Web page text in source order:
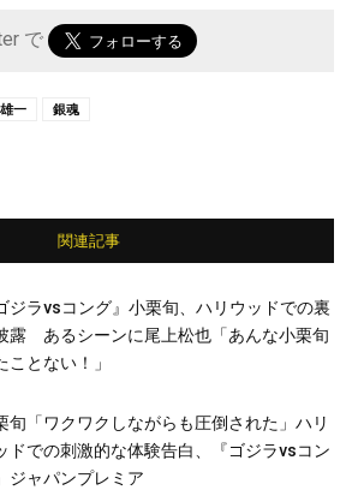
で
一 銀魂
関連記事
ジラvsコング』小栗旬、ハリウッドでの裏
露 あるシーンに尾上松也「あんな小栗旬
ことない！」
旬「ワクワクしながらも圧倒された」ハリ
ドでの刺激的な体験告白、『ゴジラvsコン
ジャパンプレミア